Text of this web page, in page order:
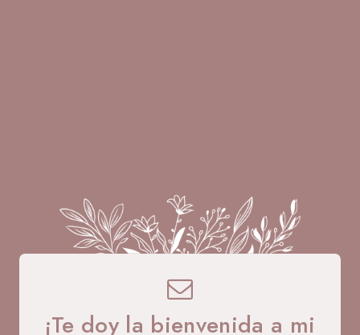
¡Te doy la bienvenida a mi